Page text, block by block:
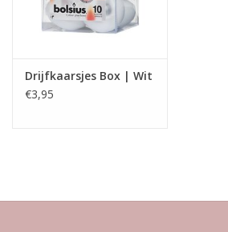
Huisparfums
SaleDrijfkaarsjes Box | Wit
€3,95